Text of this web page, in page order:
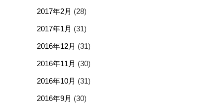
2017年2月 (28)
2017年1月 (31)
2016年12月 (31)
2016年11月 (30)
2016年10月 (31)
2016年9月 (30)